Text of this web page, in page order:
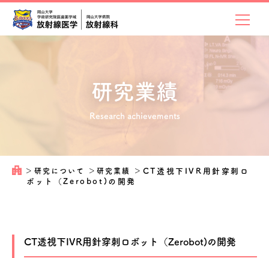
研究業績
Research achievements
＞ 研究について ＞研究業績 ＞ CT透視下IVR用針穿刺ロ
ボット（Zerobot)の開発
CT透視下IVR用針穿刺ロボット（Zerobot)の開発